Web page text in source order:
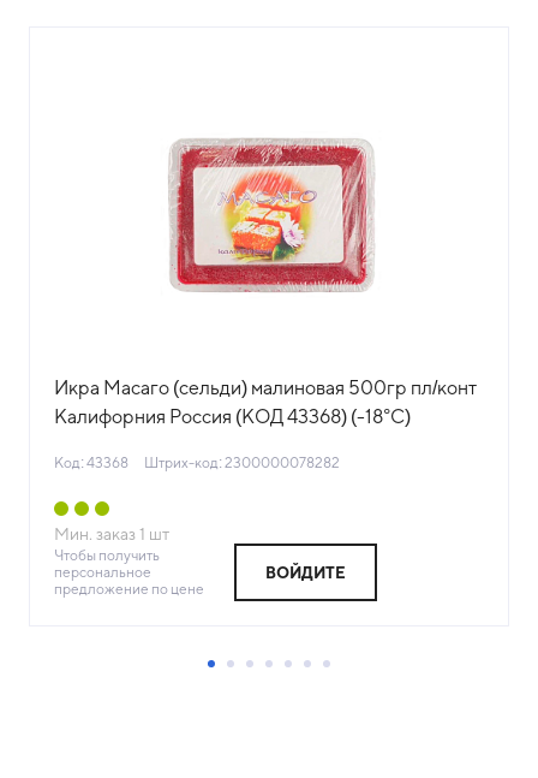
Икра Масаго (сельди) малиновая 500гр пл/конт
Калифорния Россия (КОД 43368) (-18°С)
Код: 43368 Штрих-код: 2300000078282
Мин. заказ 1 шт
Чтобы получить
персональное
предложение по цене
ВОЙДИТЕ